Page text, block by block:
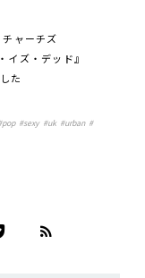
ャーチズ
ズ・デッド』
た
pop#sexy#uk#urban#